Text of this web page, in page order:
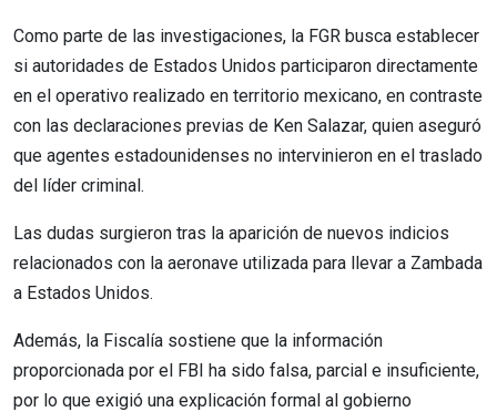
Como parte de las investigaciones, la FGR busca establecer
si autoridades de Estados Unidos participaron directamente
en el operativo realizado en territorio mexicano, en contraste
con las declaraciones previas de Ken Salazar, quien aseguró
que agentes estadounidenses no intervinieron en el traslado
del líder criminal.
Las dudas surgieron tras la aparición de nuevos indicios
relacionados con la aeronave utilizada para llevar a Zambada
a Estados Unidos.
Además, la Fiscalía sostiene que la información
proporcionada por el FBI ha sido falsa, parcial e insuficiente,
por lo que exigió una explicación formal al gobierno